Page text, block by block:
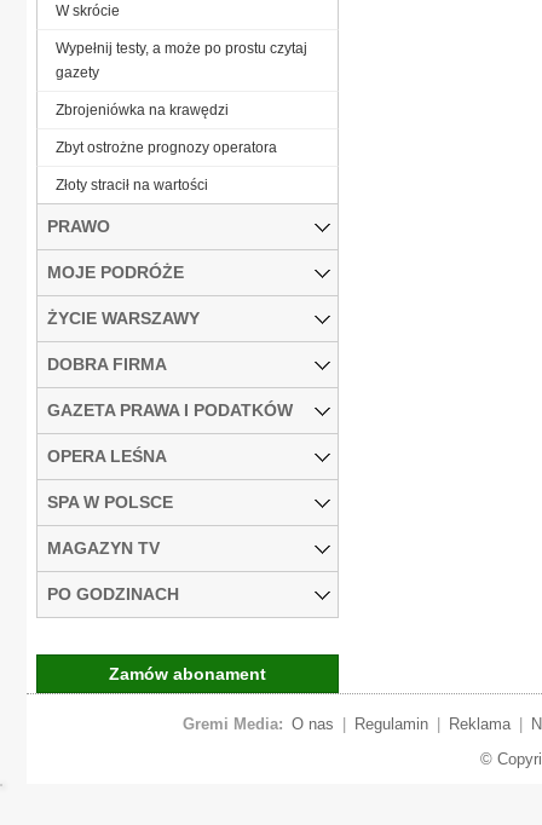
W skrócie
Wypełnij testy, a może po prostu czytaj
gazety
Zbrojeniówka na krawędzi
Zbyt ostrożne prognozy operatora
Złoty stracił na wartości
PRAWO
MOJE PODRÓŻE
ŻYCIE WARSZAWY
DOBRA FIRMA
GAZETA PRAWA I PODATKÓW
OPERA LEŚNA
SPA W POLSCE
MAGAZYN TV
PO GODZINACH
Zamów abonament
Gremi Media: O nas Regulamin Reklama
©